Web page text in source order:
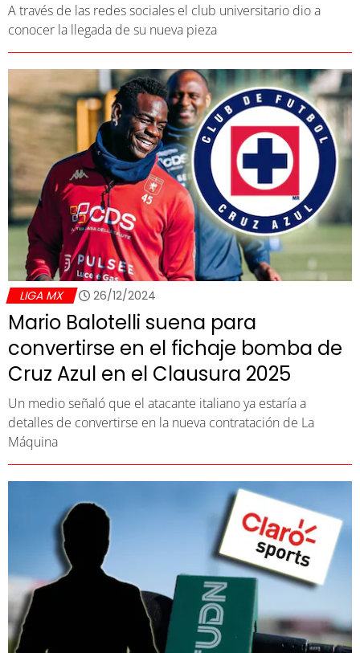
A través de las redes sociales el club universitario dio a
conocer la llegada de su nueva pieza
LIGA MX 26/12/2024
Mario Balotelli suena para
convertirse en el fichaje bomba de
Cruz Azul en el Clausura 2025
Un medio señaló que el atacante italiano ya estaría a
detalles de convertirse en la nueva contratación de La
Máquina